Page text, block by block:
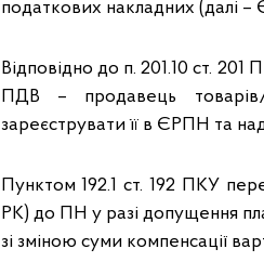
податкових накладних (далі
Відповідно до п. 201.10 ст.
ПДВ – продавець товарів/
зареєструвати її в ЄРПН та
Пунктом 192.1 ст. 192 ПКУ
РК) до ПН у разі допущення
зі зміною суми компенсації